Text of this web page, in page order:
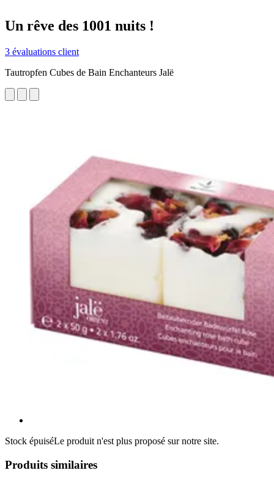
Un rêve des 1001 nuits !
3 évaluations client
Tautropfen Cubes de Bain Enchanteurs Jalë
Stock épuiséLe produit n'est plus proposé sur notre site.
Produits similaires